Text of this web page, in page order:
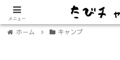
【免許不要に！】電動キックボー
ホーム キャンプ
メニュー